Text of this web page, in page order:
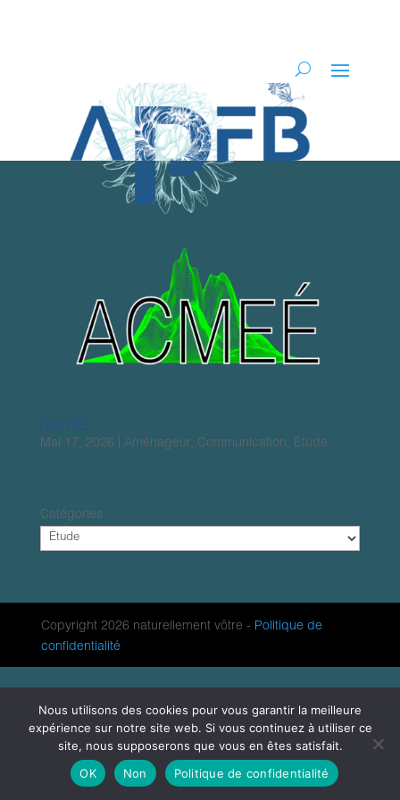
ACMEÉ
Mai 17, 2026 Aménageur, Communication, Étude
Catégories
Copyright 2026 naturellement vôtre - Politique de
confidentialité
Nous utilisons des cookies pour vous garantir la meilleure
expérience sur notre site web. Si vous continuez à utiliser ce
site, nous supposerons que vous en êtes satisfait.
OK
Non Politique de confidentialité